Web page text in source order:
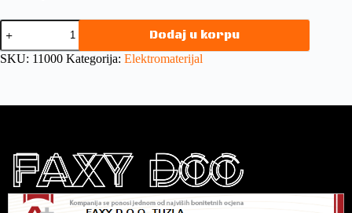
Dodaj u korpu
SKU: 11000 Kategorija: Elektromaterijal